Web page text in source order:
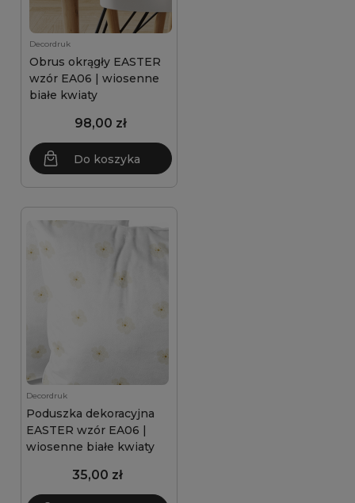
Decordruk
Obrus okrągły EASTER
wzór EA06 | wiosenne
białe kwiaty
98,00 zł
Do koszyka
Decordruk
Poduszka dekoracyjna
EASTER wzór EA06 |
wiosenne białe kwiaty
35,00 zł